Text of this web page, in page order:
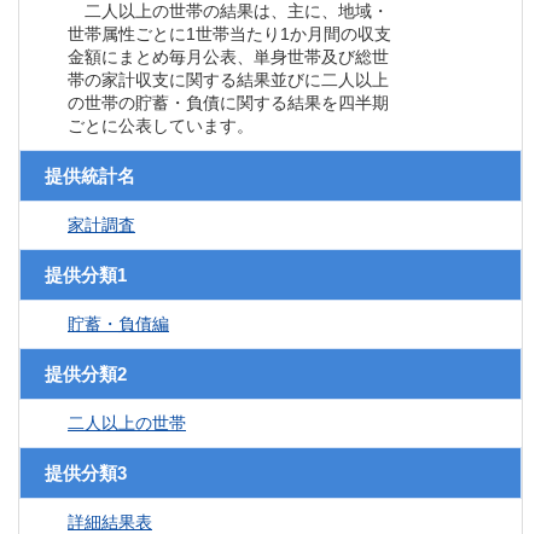
二人以上の世帯の結果は、主に、地域・
世帯属性ごとに1世帯当たり1か月間の収支
金額にまとめ毎月公表、単身世帯及び総世
帯の家計収支に関する結果並びに二人以上
の世帯の貯蓄・負債に関する結果を四半期
ごとに公表しています。
提供統計名
家計調査
提供分類1
貯蓄・負債編
提供分類2
二人以上の世帯
提供分類3
詳細結果表